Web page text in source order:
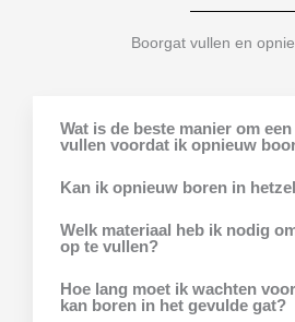
Boorgat vullen en
Wat is de beste manier om
vullen voordat ik opnieuw
Kan ik opnieuw boren in
Welk materiaal heb ik nodig
op te vullen?
Hoe lang moet ik wachten
kan boren in het gevulde gat?